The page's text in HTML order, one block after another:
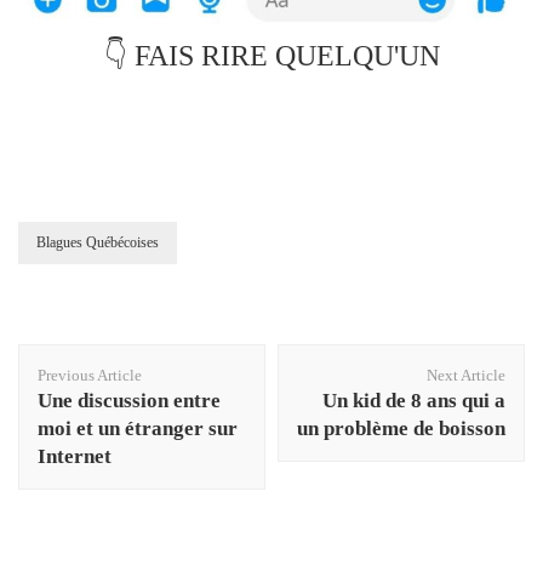
👇 FAIS RIRE QUELQU'UN
Blagues Québécoises
Navigation
Previous Article
Une discussion entre
moi et un étranger sur
Internet
Next Article
Un kid de 8 ans qui a
un problème de boisson